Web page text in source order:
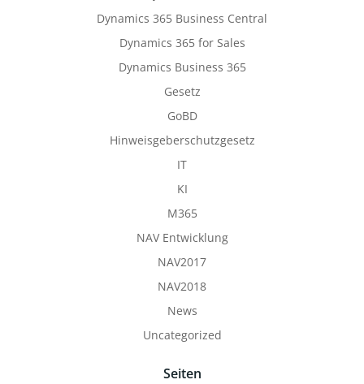
Dynamics 365 Business Central
Dynamics 365 for Sales
Dynamics Business 365
Gesetz
GoBD
Hinweisgeberschutzgesetz
IT
KI
M365
NAV Entwicklung
NAV2017
NAV2018
News
Uncategorized
Seiten